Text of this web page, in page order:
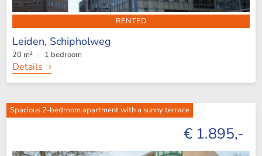
RENTED
Leiden, Schipholweg
20 m² - 1 bedroom
Details
Spacious 2-bedroom apartment with a sunny terrace
€ 1.895,-